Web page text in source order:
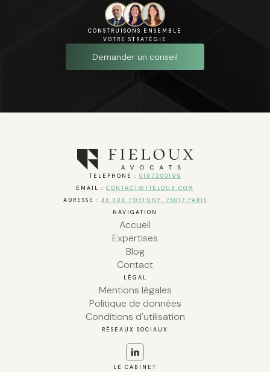
CONSTRUISONS ENSEMBLE
VOTRE STRATÉGIE
Demander un conseil
TELEPHONE : 0187200199
EMAIL : CONTACT@FIELOUX.COM
ADRESSE : 44 RUE FORTUNY, 75017 PARIS
NAVIGATION
Accueil
Expertises
Blog
Contact
LÉGAL
Mentions légales
Politique de données
Conditions d'utilisation
RÉSEAUX SOCIAUX
LE CABINET